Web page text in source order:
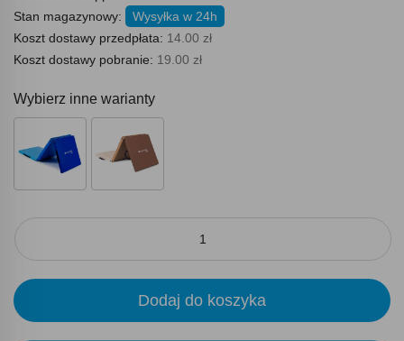
Stan magazynowy:
Wysyłka w 24h
Koszt dostawy przedpłata: 14.00 zł
Koszt dostawy pobranie: 19.00 zł
Wybierz inne warianty
Dodaj do koszyka